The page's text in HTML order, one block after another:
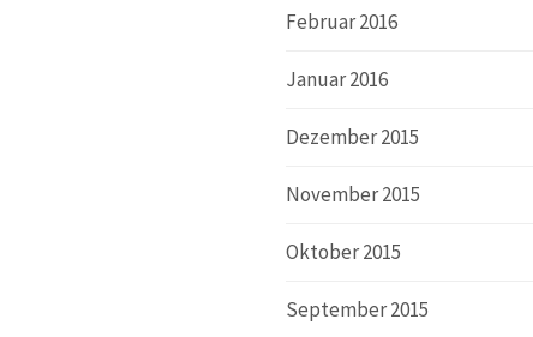
Februar 2016
Januar 2016
Dezember 2015
November 2015
Oktober 2015
September 2015